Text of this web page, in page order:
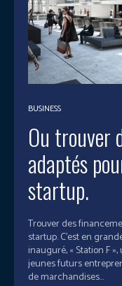
BUSINESS
Ou trouver
adaptés
startup.
Trouver des
startup. C’est en
inauguré, « Station F
jeunes futurs
de marchandises...